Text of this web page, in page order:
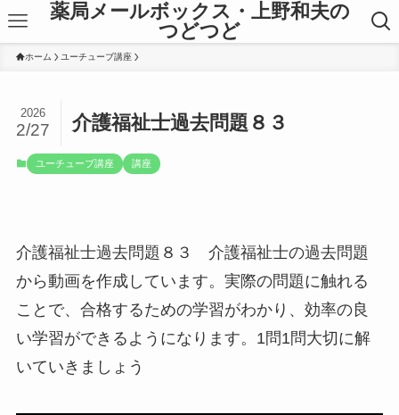
薬局メールボックス・上野和夫の
つどつど
ホーム ユーチューブ講座
介護福祉士過去問題８３
2026
2/27
ユーチューブ講座 講座
介護福祉士過去問題８３ 介護福祉士の過去問題
から動画を作成しています。実際の問題に触れる
ことで、合格するための学習がわかり、効率の良
い学習ができるようになります。1問1問大切に解
いていきましょう